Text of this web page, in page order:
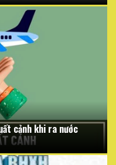
cảnh khi ra nước